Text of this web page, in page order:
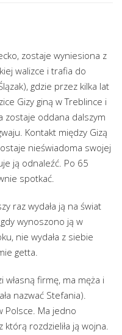
zostaje wyniesiona z
walizce i trafia do
gdzie przez kilka lat
Gizy giną w Treblince i
zostaje oddana dalszym
Kontakt między Gizą
nieświadoma swojej
ją odnaleźć. Po 65
spotkać.
raz wydała ją na świat
wynoszono ją w
nie wydała z siebie
getta.
własną firmę, ma męża i
nazwać Stefania).
Polsce. Ma jedno
którą rozdzieliła ją wojna.